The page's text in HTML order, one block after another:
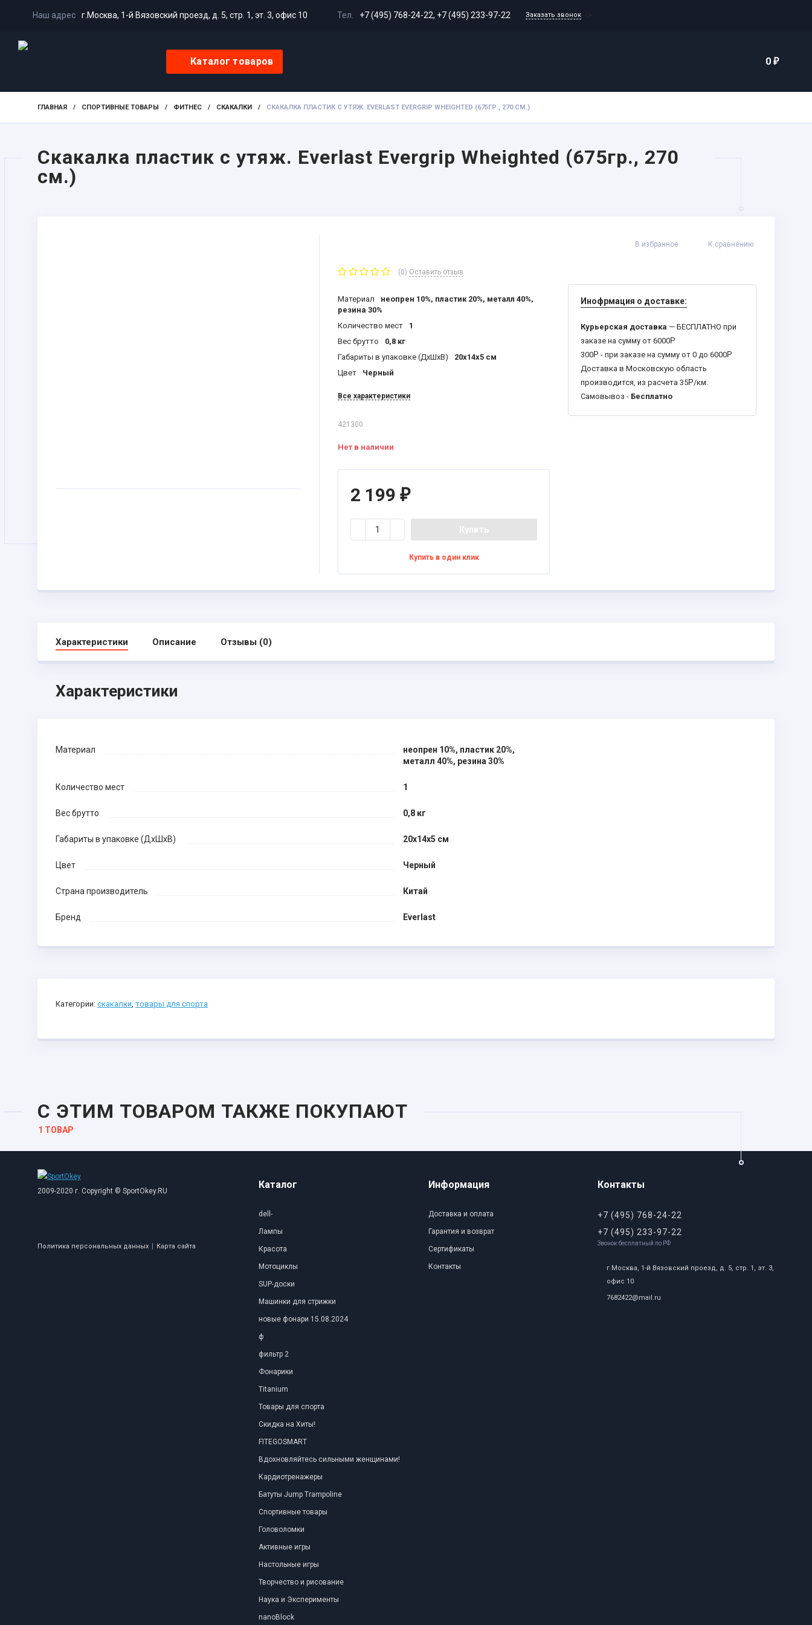
Наш адрес г.Москва, 1-й Вязовский проезд, д. 5, стр. 1, эт. 3, офис 10 Тел. +7 (495) 768-24-22, +7 (495) 233-97-22 Заказать звонок
Каталог товаров 0 ₽
ГЛАВНАЯ / СПОРТИВНЫЕ ТОВАРЫ / ФИТНЕС / СКАКАЛКИ / СКАКАЛКА ПЛАСТИК С УТЯЖ. EVERLAST EVERGRIP WHEIGHTED (675ГР., 270 СМ.)
Скакалка пластик с утяж. Everlast Evergrip Wheighted (675гр., 270
см.)
В избранное К сравнению
(0) Оставить отзыв
Материал
неопрен 10%, пластик 20%, металл 40%,
резина 30%
Количество мест
1
Вес брутто
0,8 кг
Габариты в упаковке (ДхШхВ)
20x14x5 см
Цвет
Черный
Все характеристики
421300
Нет в наличии
2 199 ₽
Купить
Купить в один клик
Инофрмация о доставке:
Курьерская доставка — БЕСПЛАТНО при
заказе на сумму от 6000Р
300Р - при заказе на сумму от 0 до 6000Р
Доставка в Московскую область
производится, из расчета 35Р/км.
Самовывоз - Бесплатно
Характеристики Описание Отзывы (0)
Характеристики
Материал
неопрен 10%, пластик 20%,
металл 40%, резина 30%
Количество мест 1
Вес брутто 0,8 кг
Габариты в упаковке (ДхШхВ) 20x14x5 см
Цвет Черный
Страна производитель Китай
Бренд Everlast
Категории: скакалки, товары для спорта
С ЭТИМ ТОВАРОМ ТАКЖЕ ПОКУПАЮТ
1 ТОВАР
2009-2020 г. Copyright © SportOkey.RU
Политика персональных данных Карта сайта
Каталог
dell-
Лампы
Красота
Мотоциклы
SUP-доски
Машинки для стрижки
новые фонари 15.08.2024
ф
фильтр 2
Фонарики
Titanium
Товары для спорта
Скидка на Хиты!
FITEGOSMART
Вдохновляйтесь сильными женщинами!
Кардиотренажеры
Батуты Jump Trampoline
Спортивные товары
Головоломки
Активные игры
Настольные игры
Творчество и рисование
Наука и Эксперименты
nanoBlock
Информация
Доставка и оплата
Гарантия и возврат
Сертификаты
Контакты
Контакты
+7 (495) 768-24-22
+7 (495) 233-97-22
Звонок бесплатный по РФ
г.Москва, 1-й Вязовский проезд, д. 5, стр. 1, эт. 3,
офис 10
7682422@mail.ru